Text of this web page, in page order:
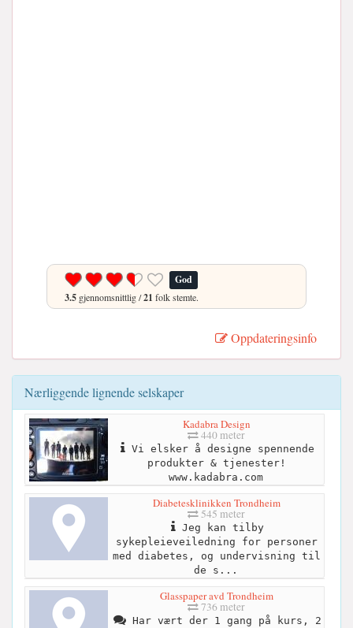
God
3.5 gjennomsnittlig /21 folk stemte.
Oppdateringsinfo
Nærliggende lignende selskaper
Kadabra Design
440 meter
Vi elsker å designe spennende
produkter & tjenester!
www.kadabra.com
Diabetesklinikken Trondheim
545 meter
Jeg kan tilby
sykepleieveiledning for personer
med diabetes, og undervisning til
de s...
Glasspaper avd Trondheim
736 meter
Har vært der 1 gang på kurs, 2